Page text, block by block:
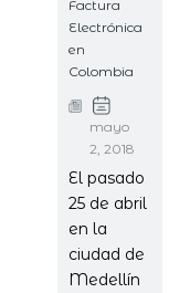
mayo
2, 2018
El pasado
25 de abril
en la
ciudad de
Medellín